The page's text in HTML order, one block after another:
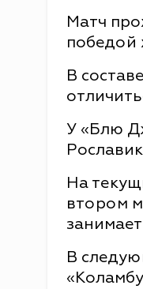
Матч
победой
В
У «Блю
На
втором
В